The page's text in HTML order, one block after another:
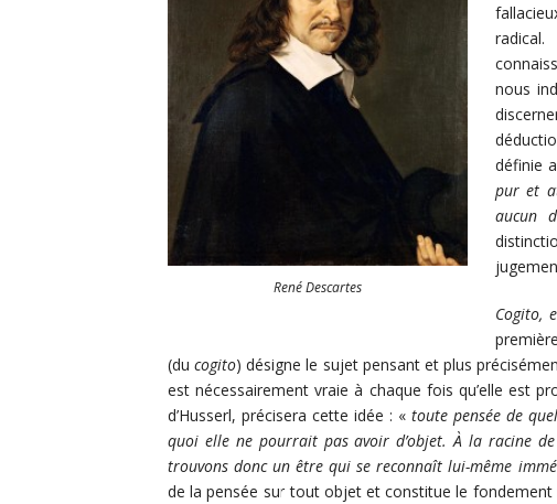
René Descartes
nous
définie
pur et
aucun
Cogito,
(ducogito) désigne le sujet pensant et plus
est nécessairement vraie à chaque fois qu’elle est
d’Husserl, précisera cette idée : « toute pensée de
quoi elle ne pourrait pas avoir d’objet. À la racine
trouvons donc un être qui se reconnaît lui-même
de la pensée sur tout objet et constitue le